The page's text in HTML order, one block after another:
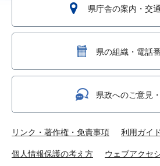
県庁舎の案内・交
県の組織・電話
県政へのご意見
リンク・著作権・免責事項 利用ガイド
個人情報保護の考え方 ウェブアクセ